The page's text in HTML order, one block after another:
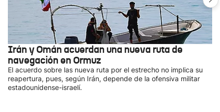
Irán y Omán acuerdan una nueva ruta de
navegación en Ormuz
El acuerdo sobre las nueva ruta por el estrecho no implica su
reapertura, pues, según Irán, depende de la ofensiva militar
estadounidense-israelí.